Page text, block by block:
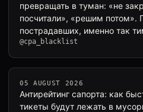
превращать в туман: «не
посчитали», «решим потом».
пострадавших, именно так
@cpa_blacklist
05 AUGUST 2026
Антирейтинг сапорта: как
тикеты будут лежать в